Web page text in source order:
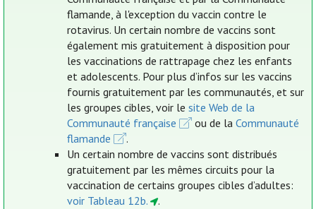
flamande, à l'exception du vaccin contre le
rotavirus. Un certain nombre de vaccins sont
également mis gratuitement à disposition pour
les vaccinations de rattrapage chez les enfants
et adolescents. Pour plus d’infos sur les vaccins
fournis gratuitement par les communautés, et sur
les groupes cibles, voir le site Web de la
Communauté française
ou de la Communauté
flamande
.
Un certain nombre de vaccins sont distribués
gratuitement par les mêmes circuits pour la
vaccination de certains groupes cibles d’adultes:
voir Tableau 12b.
.